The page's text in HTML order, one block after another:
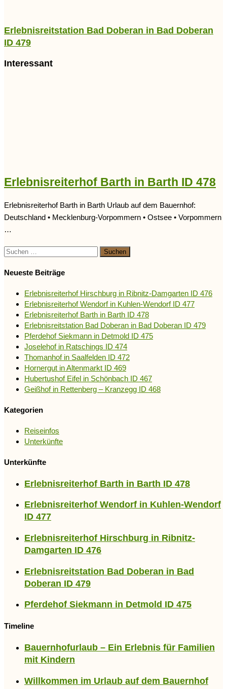
Erlebnisreitstation Bad Doberan in Bad Doberan
ID 479
Interessant
Erlebnisreiterhof Barth in Barth ID 478
Erlebnisreiterhof Barth in Barth Urlaub auf dem Bauernhof:
Deutschland • Mecklenburg-Vorpommern • Ostsee • Vorpommern
…
Suchen
Neueste Beiträge
Erlebnisreiterhof Hirschburg in Ribnitz-Damgarten ID 476
Erlebnisreiterhof Wendorf in Kuhlen-Wendorf ID 477
Erlebnisreiterhof Barth in Barth ID 478
Erlebnisreitstation Bad Doberan in Bad Doberan ID 479
Pferdehof Siekmann in Detmold ID 475
Joselehof in Ratschings ID 474
Thomanhof in Saalfelden ID 472
Hornergut in Altenmarkt ID 469
Hubertushof Eifel in Schönbach ID 467
Geißhof in Rettenberg – Kranzegg ID 468
Kategorien
Reiseinfos
Unterkünfte
Unterkünfte
Erlebnisreiterhof Barth in Barth ID 478
Erlebnisreiterhof Wendorf in Kuhlen-Wendorf
ID 477
Erlebnisreiterhof Hirschburg in Ribnitz-
Damgarten ID 476
Erlebnisreitstation Bad Doberan in Bad
Doberan ID 479
Pferdehof Siekmann in Detmold ID 475
Timeline
Bauernhofurlaub – Ein Erlebnis für Familien
mit Kindern
Willkommen im Urlaub auf dem Bauernhof